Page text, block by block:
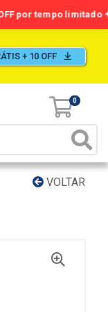
+ 10 OFF
0
VOLTAR